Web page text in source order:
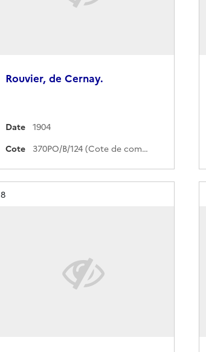
Rouvier, de Cernay.
Date
1904
Cote
370PO/B/124 (Cote de commande)
Résultat n°
8